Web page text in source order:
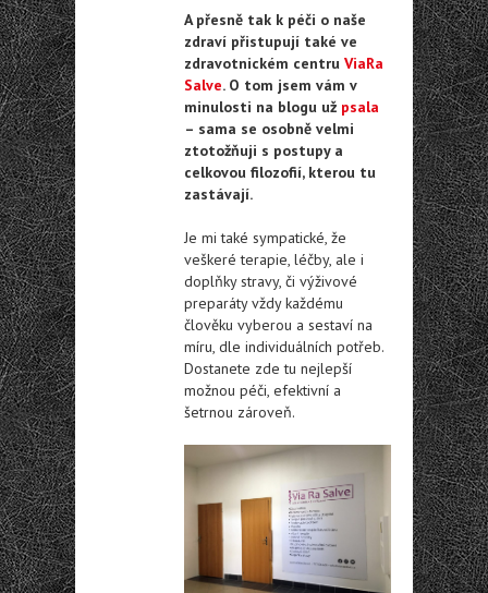
A přesně tak k péči o naše
zdraví přistupují také ve
zdravotnickém centru ViaRa
Salve. O tom jsem vám v
minulosti na blogu už psala
– sama se osobně velmi
ztotožňuji s postupy a
celkovou filozofií, kterou tu
zastávají.
Je mi také sympatické, že
veškeré terapie, léčby, ale i
doplňky stravy, či výživové
preparáty vždy každému
člověku vyberou a sestaví na
míru, dle individuálních potřeb.
Dostanete zde tu nejlepší
možnou péči, efektivní a
šetrnou zároveň.